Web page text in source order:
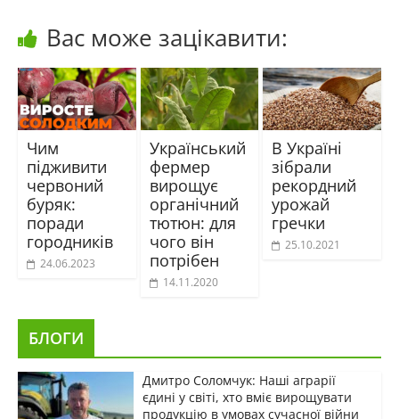
Вас може зацікавити:
Чим
підживити
червоний
буряк:
поради
городників
24.06.2023
Український
фермер
вирощує
органічний
тютюн: для
чого він
потрібен
14.11.2020
В Україні
зібрали
рекордний
урожай
гречки
25.10.2021
БЛОГИ
Дмитро Соломчук: Наші аграрії
єдині у світі, хто вміє вирощувати
продукцію в умовах сучасної війни